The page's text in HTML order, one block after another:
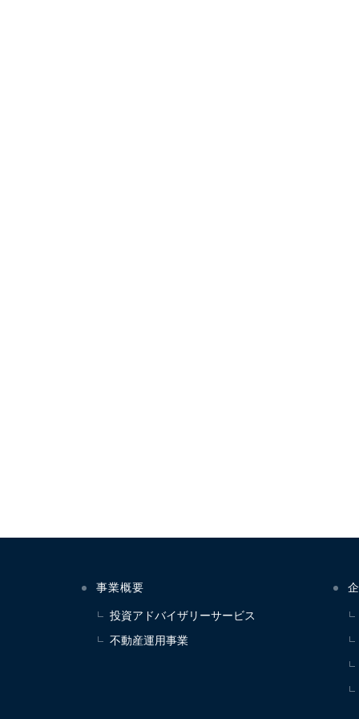
事業概要
投資アドバイザリーサービス
不動産運用事業